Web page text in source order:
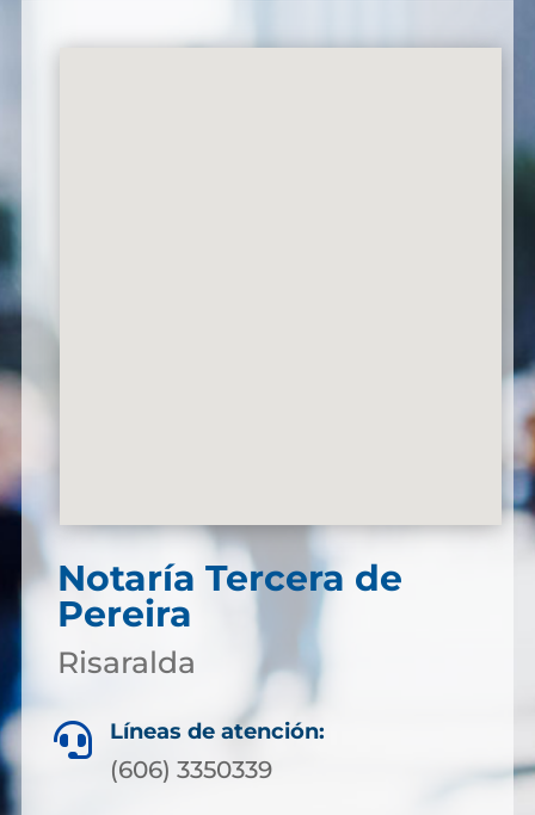
Notaría Tercera de
Pereira
Risaralda
 Líneas de atención:
(606) 3350339